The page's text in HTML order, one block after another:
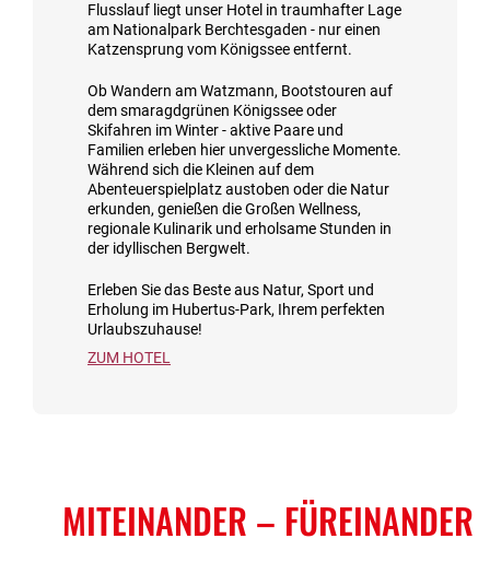
Flusslauf liegt unser Hotel in traumhafter Lage
am Nationalpark Berchtesgaden - nur einen
Katzensprung vom Königssee entfernt.
Ob Wandern am Watzmann, Bootstouren auf
dem smaragdgrünen Königssee oder
Skifahren im Winter - aktive Paare und
Familien erleben hier unvergessliche Momente.
Während sich die Kleinen auf dem
Abenteuerspielplatz austoben oder die Natur
erkunden, genießen die Großen Wellness,
regionale Kulinarik und erholsame Stunden in
der idyllischen Bergwelt.
Erleben Sie das Beste aus Natur, Sport und
Erholung im Hubertus-Park, Ihrem perfekten
Urlaubszuhause!
ZUM HOTEL
MITEINANDER – FÜREINANDER